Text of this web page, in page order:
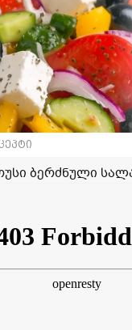
ბერძნული